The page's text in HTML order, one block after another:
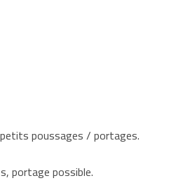
poussages / portages.
portage possible.